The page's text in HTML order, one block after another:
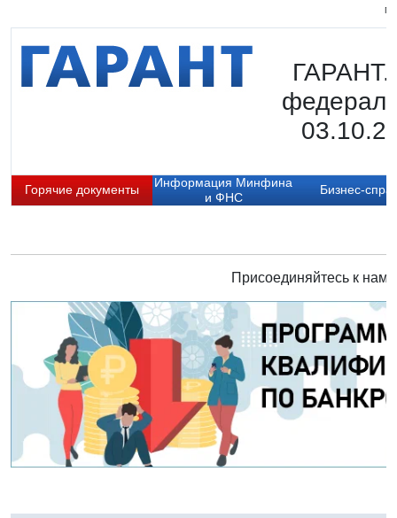
ГАРАНТ.
Горячие документы
Информация Минфина
и ФНС
Бизнес-
Присоединяйтесь к нам